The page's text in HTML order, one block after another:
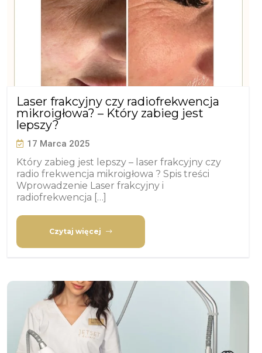
Laser frakcyjny czy radiofrekwencja
mikroigłowa? – Który zabieg jest
lepszy?
17 Marca 2025
Który zabieg jest lepszy – laser frakcyjny czy
radio frekwencja mikroigłowa ? Spis treści
Wprowadzenie Laser frakcyjny i
radiofrekwencja […]
Czytaj więcej